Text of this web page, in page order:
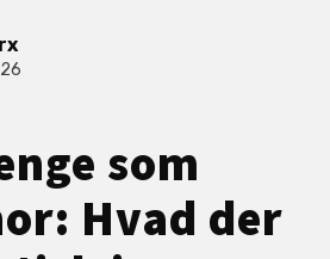
som
Hvad der